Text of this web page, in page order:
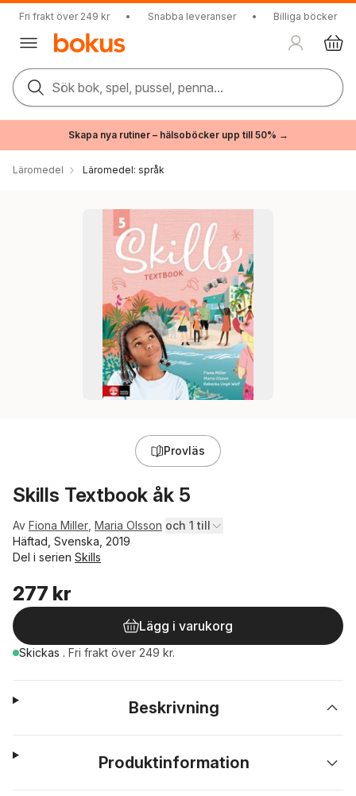
Fri frakt över 249 kr • Snabba leveranser • Billiga böcker
Sök bok, spel, pussel, penna...
Skapa nya rutiner – hälsoböcker upp till 50% →
Läromedel Läromedel: språk
Provläs
Skills Textbook åk 5
Av Fiona Miller Maria Olsson och 1 till
Häftad, Svenska, 2019
Del i serien Skills
277 kr
Lägg i varukorg
Skickas . Fri frakt över 249 kr.
Beskrivning
Produktinformation